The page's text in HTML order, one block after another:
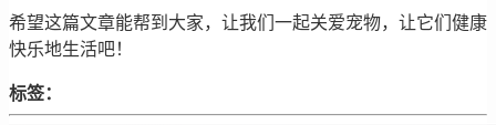
希望这篇文章能帮到大家，让我们一起关爱宠物，让它们健康
快乐地生活吧！
标签：